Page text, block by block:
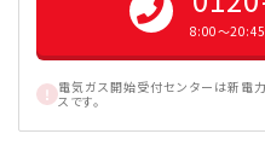
8:00〜20:45
電気ガス開始受付センターは新電
スです。